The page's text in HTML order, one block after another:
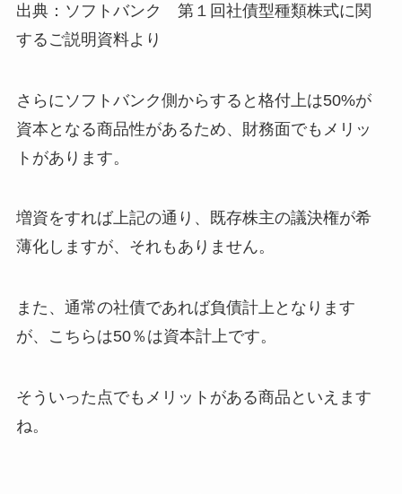
出典：ソフトバンク 第１回社債型種類株式に関
するご説明資料より
さらにソフトバンク側からすると格付上は50%が
資本となる商品性があるため、財務面でもメリッ
トがあります。
増資をすれば上記の通り、既存株主の議決権が希
薄化しますが、それもありません。
また、通常の社債であれば負債計上となります
が、こちらは50％は資本計上です。
そういった点でもメリットがある商品といえます
ね。